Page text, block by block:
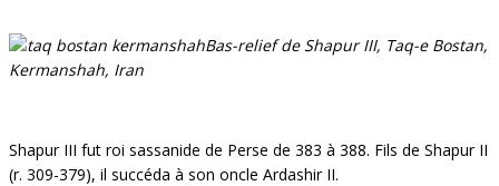
Bas-relief de Shapur III, Taq-e Bostan,
Kermanshah, Iran
Shapur III fut roi sassanide de Perse de 383 à 388. Fils de Shapur II
(r. 309-379), il succéda à son oncle Ardashir II.